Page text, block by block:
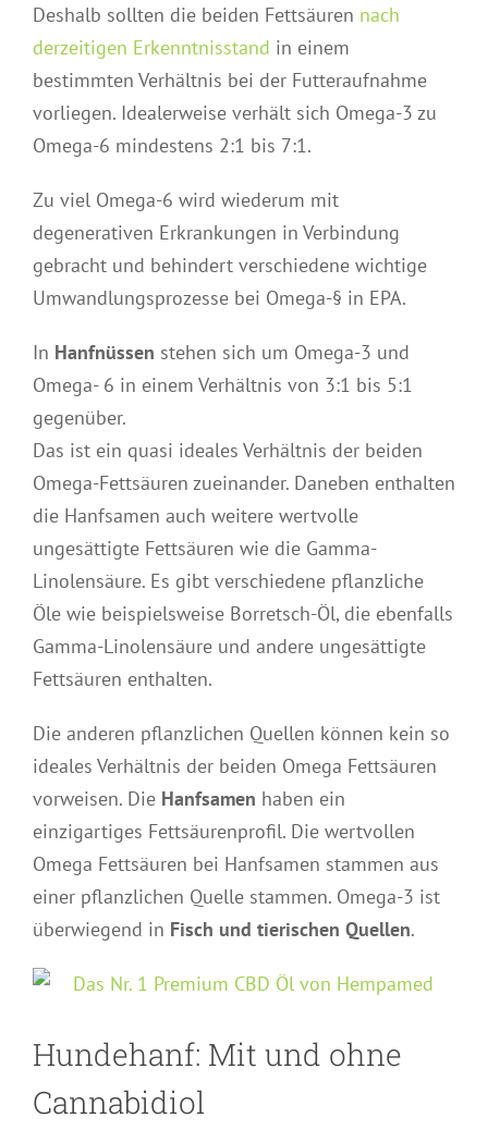
Deshalb sollten die beiden Fettsäuren nach
derzeitigen Erkenntnisstand in einem
bestimmten Verhältnis bei der Futteraufnahme
vorliegen. Idealerweise verhält sich Omega-3 zu
Omega-6 mindestens 2:1 bis 7:1.
Zu viel Omega-6 wird wiederum mit
degenerativen Erkrankungen in Verbindung
gebracht und behindert verschiedene wichtige
Umwandlungsprozesse bei Omega-§ in EPA.
In Hanfnüssen stehen sich um Omega-3 und
Omega- 6 in einem Verhältnis von 3:1 bis 5:1
gegenüber.
Das ist ein quasi ideales Verhältnis der beiden
Omega-Fettsäuren zueinander. Daneben enthalten
die Hanfsamen auch weitere wertvolle
ungesättigte Fettsäuren wie die Gamma-
Linolensäure. Es gibt verschiedene pflanzliche
Öle wie beispielsweise Borretsch-Öl, die ebenfalls
Gamma-Linolensäure und andere ungesättigte
Fettsäuren enthalten.
Die anderen pflanzlichen Quellen können kein so
ideales Verhältnis der beiden Omega Fettsäuren
vorweisen. Die Hanfsamen haben ein
einzigartiges Fettsäurenprofil. Die wertvollen
Omega Fettsäuren bei Hanfsamen stammen aus
einer pflanzlichen Quelle stammen. Omega-3 ist
überwiegend in Fisch und tierischen Quellen.
Hundehanf: Mit und ohne
Cannabidiol